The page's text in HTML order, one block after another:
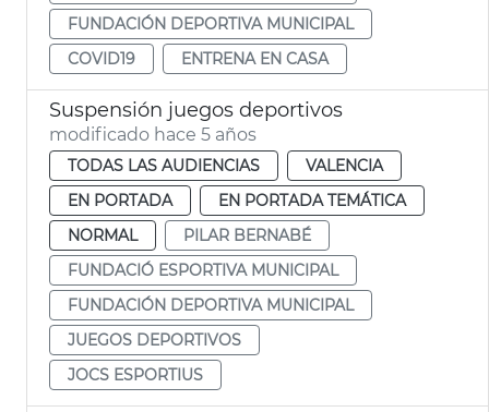
FUNDACIÓN DEPORTIVA MUNICIPAL
COVID19
ENTRENA EN CASA
Suspensión juegos deportivos
modificado hace 5 años
TODAS LAS AUDIENCIAS
VALENCIA
EN PORTADA
EN PORTADA TEMÁTICA
NORMAL
PILAR BERNABÉ
FUNDACIÓ ESPORTIVA MUNICIPAL
FUNDACIÓN DEPORTIVA MUNICIPAL
JUEGOS DEPORTIVOS
JOCS ESPORTIUS